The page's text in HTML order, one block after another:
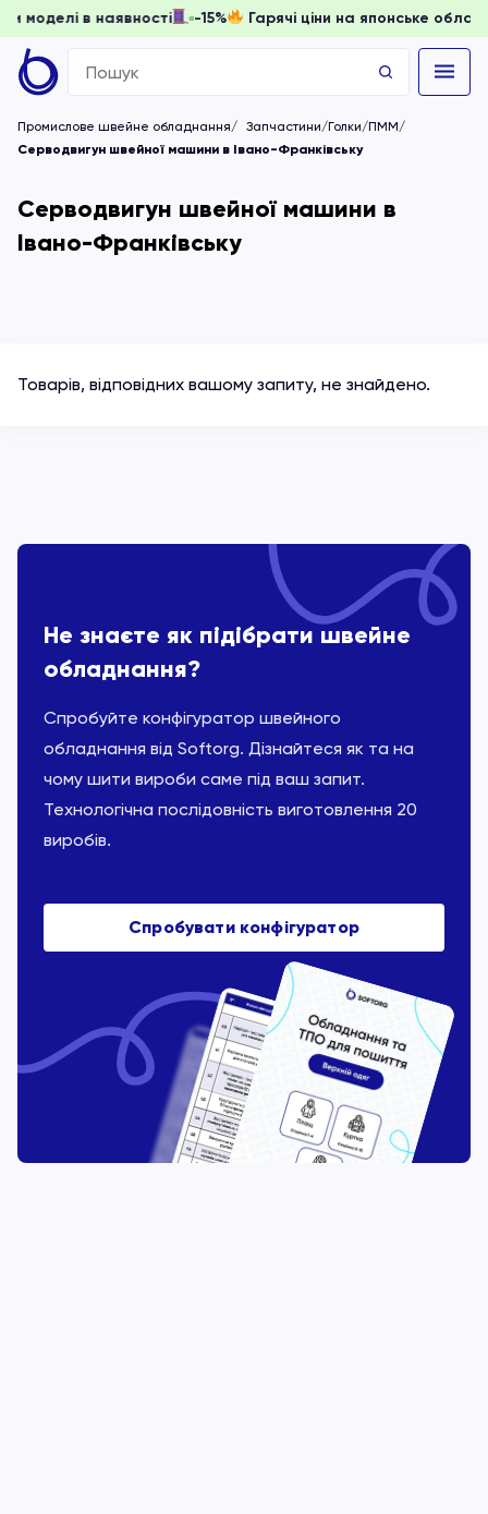
моделі в наявності -15% Гарячі ціни на японське
Search
for:
Промислове швейне обладнання
Запчастини/Голки/ПММ
Серводвигун швейної машини в Івано-Франківську
Серводвигун швейної машини в
Івано-Франківську
Товарів, відповідних вашому запиту, не знайдено.
Не знаєте як підібрати швейне
обладнання?
Спробуйте конфігуратор швейного
обладнання від Softorg. Дізнайтеся як та на
чому шити вироби саме під ваш запит.
Технологічна послідовність виготовлення 20
виробів.
Спробувати конфігуратор